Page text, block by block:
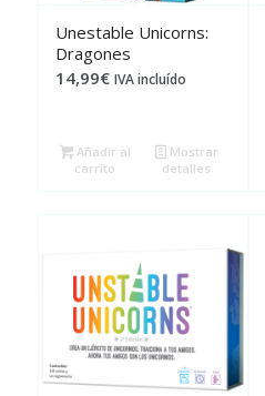
Unestable Unicorns:
Dragones
14,99€ IVA incluído
Añadir al
carrito
Mostrar
detalles